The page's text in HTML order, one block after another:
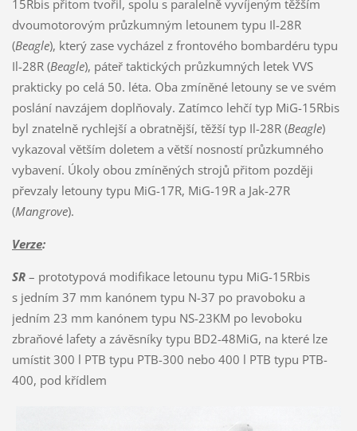
15Rbis přitom tvořil, spolu s paralelně vyvíjeným těžším
dvoumotorovým průzkumným letounem typu Il-28R
(Beagle), který zase vycházel z frontového bombardéru typu
Il-28R (Beagle), páteř taktických průzkumných letek VVS
prakticky po celá 50. léta. Oba zmíněné letouny se ve svém
poslání navzájem doplňovaly. Zatímco lehčí typ MiG-15Rbis
byl znatelně rychlejší a obratnější, těžší typ Il-28R (Beagle)
vykazoval větším doletem a větší nosností průzkumného
vybavení. Úkoly obou zmíněných strojů přitom později
převzaly letouny typu MiG-17R, MiG-19R a Jak-27R
(Mangrove).
Verze:
SR– prototypová modifikace letounu typu MiG-15Rbis
s jedním 37 mm kanónem typu N-37 po pravoboku a
jedním 23 mm kanónem typu NS-23KM po levoboku
zbraňové lafety a závěsníky typu BD2-48MiG, na které lze
umístit 300 l PTB typu PTB-300 nebo 400 l PTB typu PTB-
400, pod křídlem